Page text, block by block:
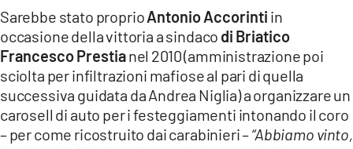
Sarebbe stato proprioAntonio Accorinti in
occasione della vittoria a sindaco di Briatico
Francesco Prestianel 2010 (amministrazione poi
sciolta per infiltrazioni mafiose al pari di quella
successiva guidata da Andrea Niglia) a organizzare un
carosell di auto per i festeggiamenti intonando il coro
– per come ricostruito dai carabinieri –“Abbiamo vinto,